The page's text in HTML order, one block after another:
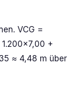
VCG =
+
≈ 4,48 m über